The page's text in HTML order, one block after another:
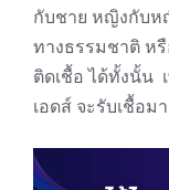
กับชาย หญิงกับห
ทางธรรมชาติ ห
ติดเชื้อ ได้ทั้งนั้น
เอดส์ จะรับเชื้อ